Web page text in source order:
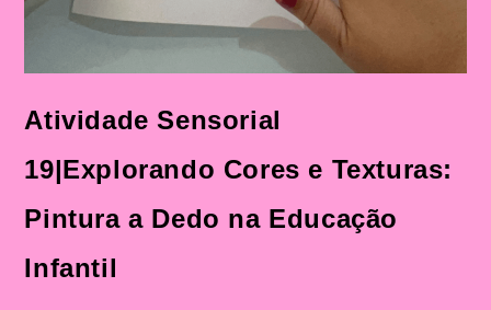
Atividade Sensorial
19|Explorando Cores e Texturas:
Pintura a Dedo na Educação
Infantil